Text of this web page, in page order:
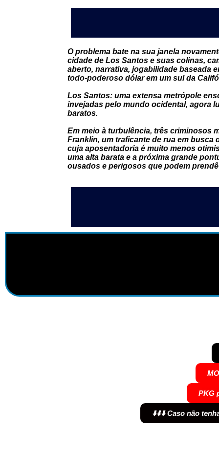
O problema bate na sua janela
cidade de Los Santos e suas colinas,
aberto, narrativa, jogabilidade baseada
todo-poderoso dólar em um sul da
Los Santos: uma extensa metrópole
invejadas pelo mundo ocidental, agora
baratos.
Em meio à turbulência, três criminosos
Franklin, um traficante de rua em
cuja aposentadoria é muito menos
uma alta barata e a próxima grande
ousados ​​e perigosos que podem
PKG
⬇️⬇️⬇️Caso não